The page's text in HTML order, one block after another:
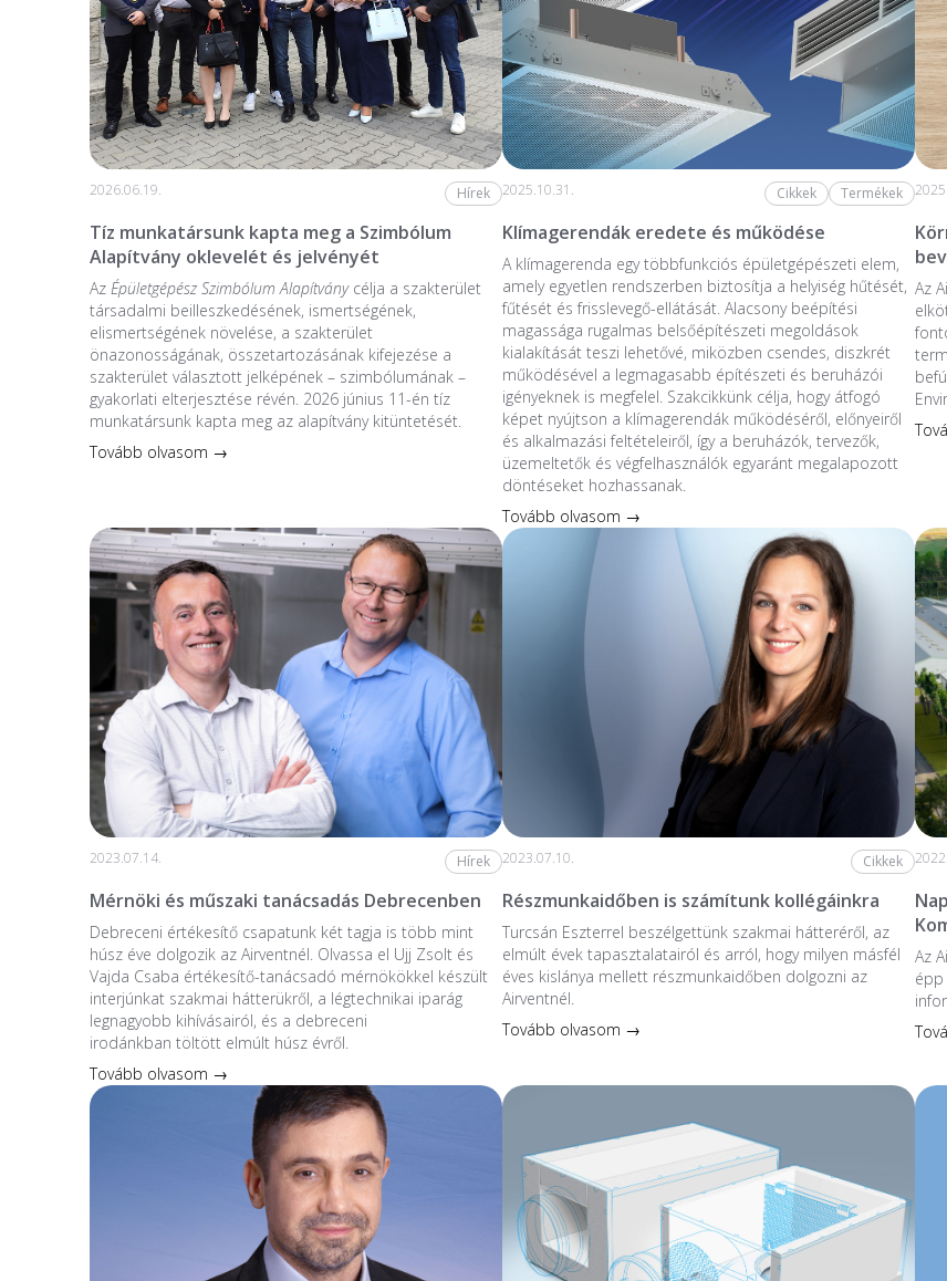
2026.06.19. Hírek
Tíz munkatársunk kapta meg a Szimbólum
Alapítvány oklevelét és jelvényét
Az Épületgépész Szimbólum Alapítványcélja a szakterület
társadalmi beilleszkedésének, ismertségének,
elismertségének növelése, a szakterület
önazonosságának, összetartozásának kifejezése a
szakterület választott jelképének – szimbólumának –
gyakorlati elterjesztése révén. 2026 június 11-én tíz
munkatársunk kapta meg az alapítvány kitüntetését.
Tovább olvasom →
2025.10.31. Cikkek Termékek
Klímagerendák eredete és működése
A klímagerenda egy többfunkciós épületgépészeti elem,
amely egyetlen rendszerben biztosítja a helyiség hűtését,
fűtését és frisslevegő-ellátását. Alacsony beépítési
magassága rugalmas belsőépítészeti megoldások
kialakítását teszi lehetővé, miközben csendes, diszkrét
működésével a legmagasabb építészeti és beruházói
igényeknek is megfelel. Szakcikkünk célja, hogy átfogó
képet nyújtson a klímagerendák működéséről, előnyeiről
és alkalmazási feltételeiről, így a beruházók, tervezők,
üzemeltetők és végfelhasználók egyaránt megalapozott
döntéseket hozhassanak.
Tovább olvasom →
Az
2023.07.14. Hírek
Mérnöki és műszaki tanácsadás Debrecenben
Debreceni értékesítő csapatunk két tagja is több mint
húsz éve dolgozik az Airventnél. Olvassa el Ujj Zsolt és
Vajda Csaba értékesítő-tanácsadó mérnökökkel készült
interjúnkat szakmai hátterükről, a légtechnikai iparág
legnagyobb kihívásairól, és a debreceni
irodánkban töltött elmúlt húsz évről.
Tovább olvasom →
2023.07.10. Cikkek
Részmunkaidőben is számítunk kollégáinkra
Turcsán Eszterrel beszélgettünk szakmai hátteréről, az
elmúlt évek tapasztalatairól és arról, hogy milyen másfél
éves kislánya mellett részmunkaidőben dolgozni az
Airventnél.
Tovább olvasom →
Az